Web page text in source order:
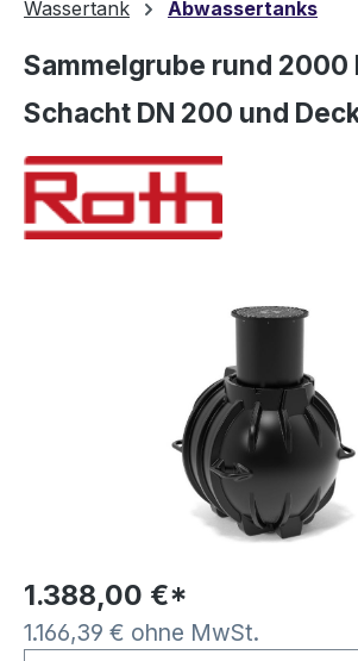
Wassertank Abwassertanks
Sammelgrube rund 2000
Schacht DN 200 und
Bildergalerie überspringen
1.388,00 €*
1.166,39 € ohne MwSt.